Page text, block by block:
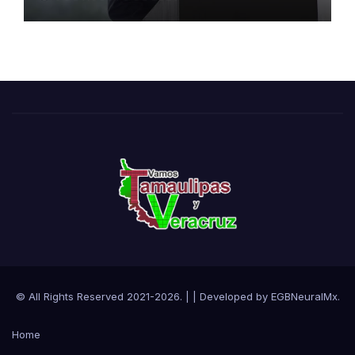
© All Rights Reserved 2021-2026. | Developed by EGBNeuralMx.
Home